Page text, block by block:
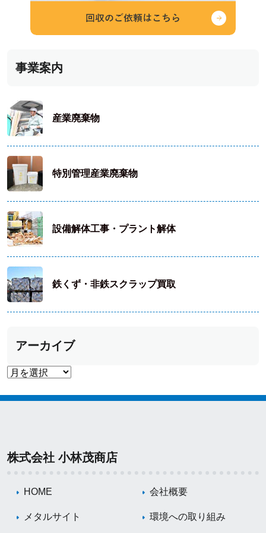
事業案内
産業廃棄物
特別管理産業廃棄物
設備解体工事・プラント解体
鉄くず・非鉄スクラップ買取
アーカイブ
株式会社 小林茂商店
HOME 会社概要
メタルサイト 環境への取り組み